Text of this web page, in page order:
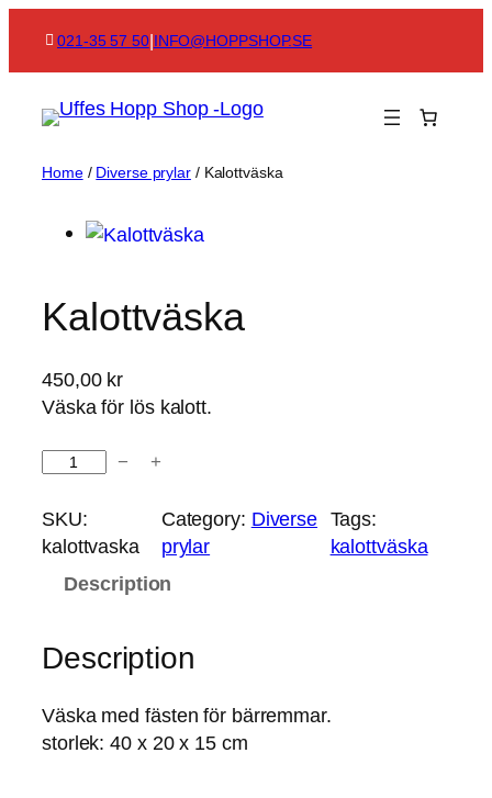
content
021-35 57 50|INFO@HOPPSHOP.SE
Home/ Diverse prylar/ Kalottväska
Kalottväska
450,00 kr
Väska för lös kalott.
l
o
ä
k
a
− +
SKU:
kalottvaska
Category: Diverse
prylar
Tags:
kalottväska
Description
Description
Väska med fästen för bärremmar.
storlek: 40 x 20 x 15 cm